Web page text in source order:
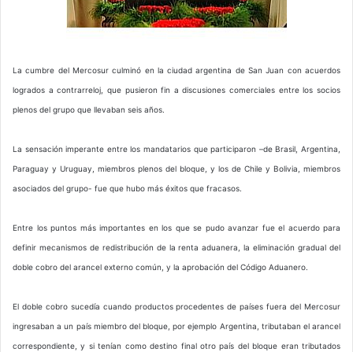
La cumbre del Mercosur culminó en la ciudad argentina de San Juan con acuerdos
logrados a contrarreloj, que pusieron fin a discusiones comerciales entre los socios
plenos del grupo que llevaban seis años.
La sensación imperante entre los mandatarios que participaron –de Brasil, Argentina,
Paraguay y Uruguay, miembros plenos del bloque, y los de Chile y Bolivia, miembros
asociados del grupo- fue que hubo más éxitos que fracasos.
Entre los puntos más importantes en los que se pudo avanzar fue el acuerdo para
definir mecanismos de redistribución de la renta aduanera, la eliminación gradual del
doble cobro del arancel externo común, y la aprobación del Código Aduanero.
El doble cobro sucedía cuando productos procedentes de países fuera del Mercosur
ingresaban a un país miembro del bloque, por ejemplo Argentina, tributaban el arancel
correspondiente, y si tenían como destino final otro país del bloque eran tributados